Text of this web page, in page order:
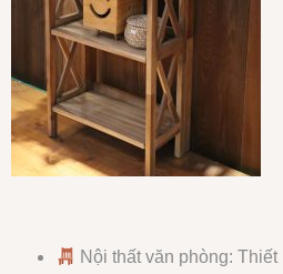
Nội thất văn phòng: